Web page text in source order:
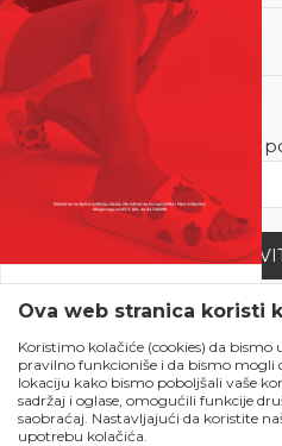
SVE UPOLA CIJENE!
Čekanju je kraj!
Počela je omiljena
ljetna akcija u Obući
Metro!
Korisnički servis
Newsletter
Budite u toku sa najnovijim
Zapratite nas
Ova web stranica koristi
Koristimo kolačiće (cookies) da bismo
pravilno funkcioniše i da bismo mogli
lokaciju kako bismo poboljšali vaše
sadržaj i oglase, omogućili funkcije
saobraćaj. Nastavljajući da koristite
upotrebu kolačića.